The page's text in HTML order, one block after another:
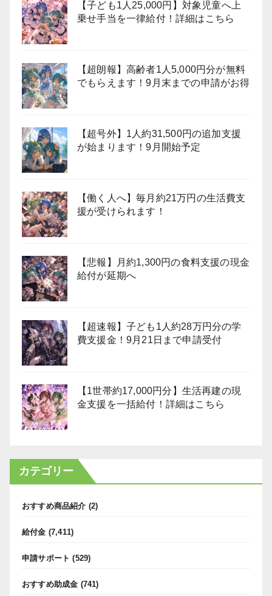
【子ども1人25,000円】対象児童へ上
乗せ手当を一律給付！詳細はこちら
【超朗報】高齢者1人5,000円分が無料
でもらえます！9月末までの申請がお得
【超号外】1人約31,500円の追加支援
が始まります！9月開始予定
【働く人へ】毎月約21万円の生活費支
援が受けられます！
【悲報】月約1,300円の食料支援の現金
給付が延期へ
【超速報】子ども1人約28万円分の学
費支援金！9月21日まで申請受付
【1世帯約17,000円分】生活再建の現
金支援を一括給付！詳細はこちら
カテゴリー
おすすめ商品紹介 (2)
給付金 (7,411)
申請サポート (529)
おすすめ助成金 (741)